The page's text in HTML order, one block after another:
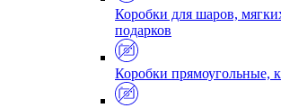
Коробки для шаров,
подарков
Коробки прямоугольные,